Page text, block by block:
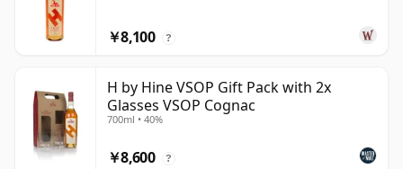
￥8,100 ?
H by Hine VSOP Gift Pack with 2x
Glasses VSOP Cognac
700ml • 40%
￥8,600 ?